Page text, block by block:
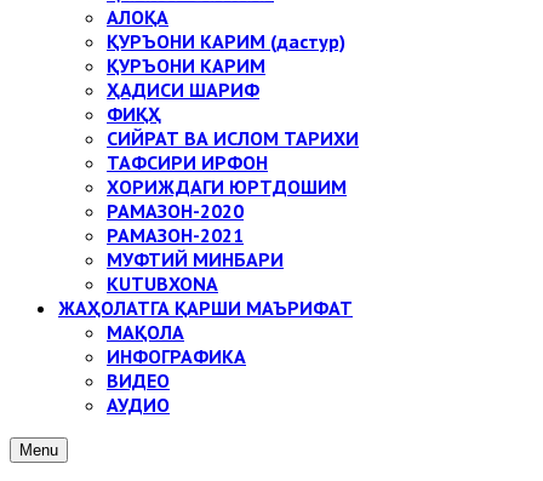
АЛОҚА
ҚУРЪОНИ КАРИМ (дастур)
ҚУРЪОНИ КАРИМ
ҲАДИСИ ШАРИФ
ФИҚҲ
СИЙРАТ ВА ИСЛОМ ТАРИХИ
ТАФСИРИ ИРФОН
ХОРИЖДАГИ ЮРТДОШИМ
РАМАЗОН-2020
РАМАЗОН-2021
МУФТИЙ МИНБАРИ
KUTUBXONA
ЖАҲОЛАТГА ҚАРШИ МАЪРИФАТ
МАҚОЛА
ИНФОГРАФИКА
ВИДЕО
АУДИО
Menu